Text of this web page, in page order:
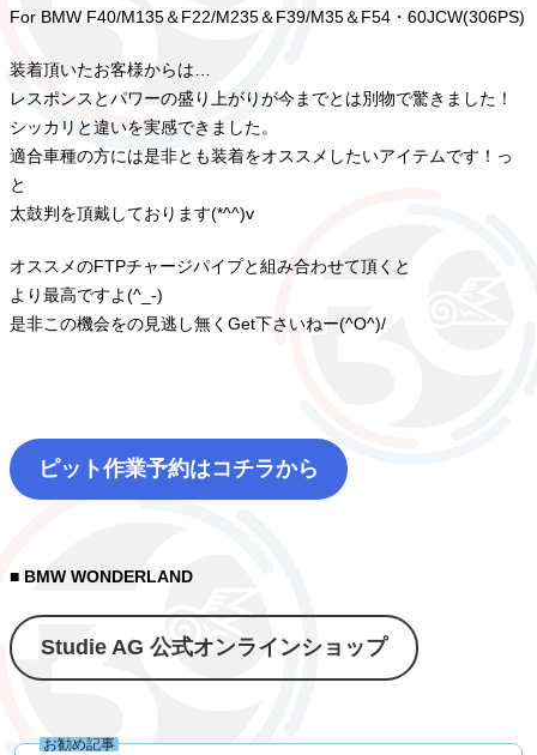
For BMW F40/M135＆F22/M235＆F39/M35＆F54・60JCW(306PS)
装着頂いたお客様からは…
レスポンスとパワーの盛り上がりが今までとは別物で驚きました！
シッカリと違いを実感できました。
適合車種の方には是非とも装着をオススメしたいアイテムです！っ
と
太鼓判を頂戴しております(*^^)v
オススメのFTPチャージパイプと組み合わせて頂くと
より最高ですよ(^_-)
是非この機会をの見逃し無くGet下さいねー(^O^)/
ピット作業予約はコチラから
■ BMW WONDERLAND
Studie AG 公式オンラインショップ
お勧め記事